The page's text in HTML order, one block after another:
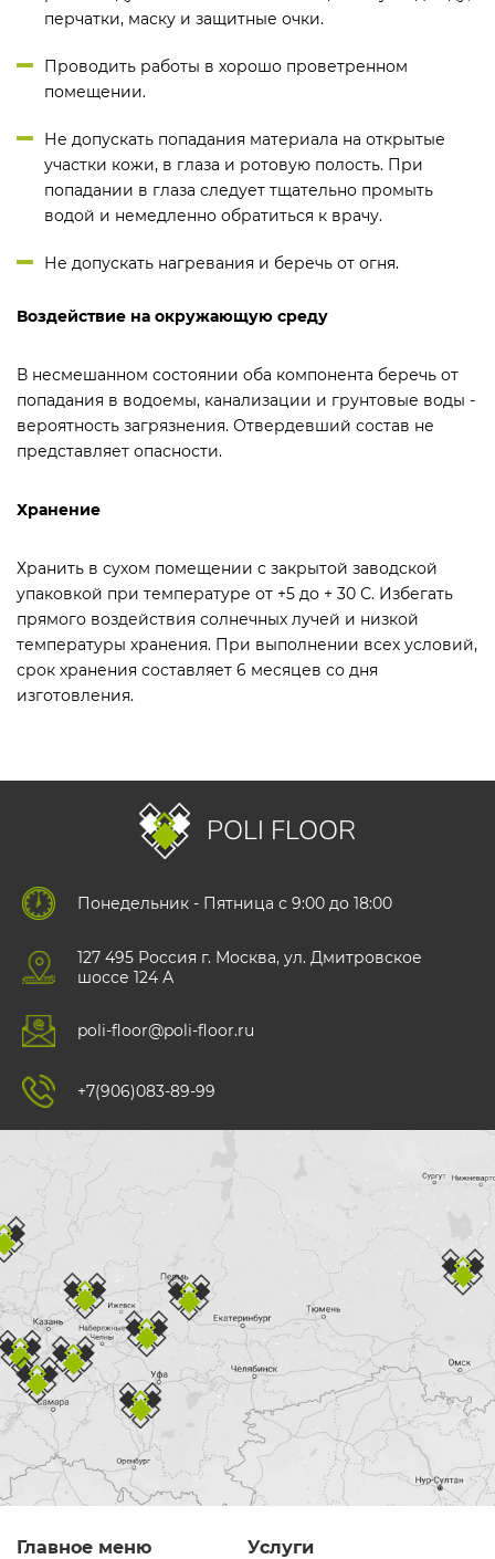
перчатки, маску и защитные очки.
Проводить работы в хорошо проветренном
помещении.
Не допускать попадания материала на открытые
участки кожи, в глаза и ротовую полость. При
попадании в глаза следует тщательно промыть
водой и немедленно обратиться к врачу.
Не допускать нагревания и беречь от огня.
Воздействие на окружающую среду
В несмешанном состоянии оба компонента беречь от
попадания в водоемы, канализации и грунтовые воды -
вероятность загрязнения. Отвердевший состав не
представляет опасности.
Хранение
Хранить в сухом помещении с закрытой заводской
упаковкой при температуре от +5 до + 30 С. Избегать
прямого воздействия солнечных лучей и низкой
температуры хранения. При выполнении всех условий,
срок хранения составляет 6 месяцев со дня
изготовления.
POLI FLOOR
Понедельник - Пятница с 9:00 до 18:00
127 495 Роccия г. Москва, ул. Дмитровское
шоссе 124 А
poli-floor@poli-floor.ru
+7(906)083-89-99
Главное меню Услуги